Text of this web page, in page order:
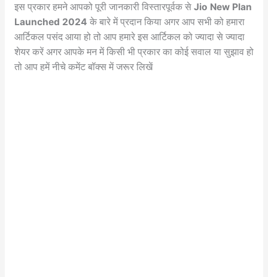
इस प्रकार हमने आपको पूरी जानकारी विस्तारपूर्वक से Jio New Plan
Launched 2024 के बारे में प्रदान किया अगर आप सभी को हमारा
आर्टिकल पसंद आया हो तो आप हमारे इस आर्टिकल को ज्यादा से ज्यादा
शेयर करें अगर आपके मन में किसी भी प्रकार का कोई सवाल या सुझाव हो
तो आप हमें नीचे कमेंट बॉक्स में जरूर लिखें